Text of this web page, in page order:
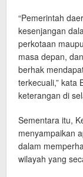
“Pemerintah
kesenjangan
perkotaan
masa depan,
berhak
terkecuali,” kata
keterangan di
Sementara itu,
menyampaikan
dalam
wilayah yang